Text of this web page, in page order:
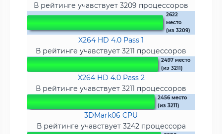
В рейтинге учавствует 3209 процессоров
2622
место
(из 3209)
X264 HD 4.0 Pass 1
В рейтинге учавствует 3211 процессоров
2497 место
(из 3211)
X264 HD 4.0 Pass 2
В рейтинге учавствует 3211 процессоров
2456 место
(из 3211)
3DMark06 CPU
В рейтинге учавствует 3242 процессора